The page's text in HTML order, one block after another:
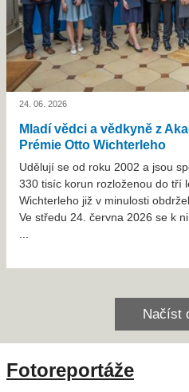
24. 06. 2026
Mladí vědci a vědkyně z
Prémie Otto Wichterleho
Udělují se od roku 2002 a jsou
330 tisíc korun rozloženou do tří
Wichterleho již v minulosti
Ve středu 24. června 2026 se k
Načíst
Fotoreportáže